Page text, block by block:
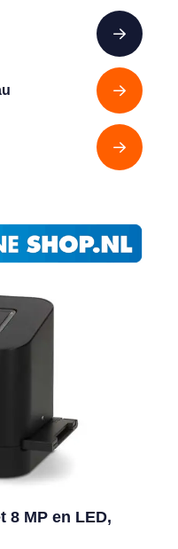
8 MP en LED,